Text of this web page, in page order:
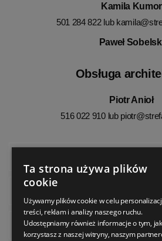
Kamila Kumor
501 284 822 lub
Paweł
Obsługa
Piotr Anioł
516 022 910 lub
Pinterest
Ta strona używa plików
cookie
Używamy plików cookie w celu
treści, reklam i analizy naszego ruchu.
Udostępniamy również informacje o tym, jak
korzystasz z naszej witryny, naszym